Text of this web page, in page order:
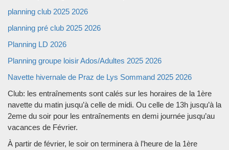
planning club 2025 2026
planning pré club 2025 2026
Planning LD 2026
Planning groupe loisir Ados/Adultes 2025 2026
Navette hivernale de Praz de Lys Sommand 2025 2026
Club: les entraînements sont calés sur les horaires de la 1ère
navette du matin jusqu’à celle de midi. Ou celle de 13h jusqu’à la
2eme du soir pour les entraînements en demi journée jusqu’au
vacances de Février.
À partir de février, le soir on terminera à l’heure de la 1ère